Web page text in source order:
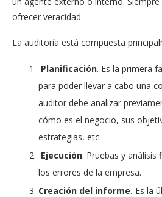
ofrecer veracidad.
La auditoría está compuesta
Planificación. Es la primera
para poder llevar a cabo una
auditor debe analizar
cómo es el negocio, sus
estrategias, etc.
Ejecución. Pruebas y
los errores de la empresa.
Creación del informe. Es la